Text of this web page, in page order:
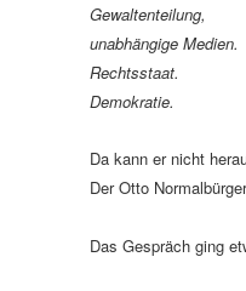
Gewaltenteilung,
unabhängige Medien.
Rechtsstaat.
Demokratie.
Da kann er nicht
Der Otto
Das Gespräch ging